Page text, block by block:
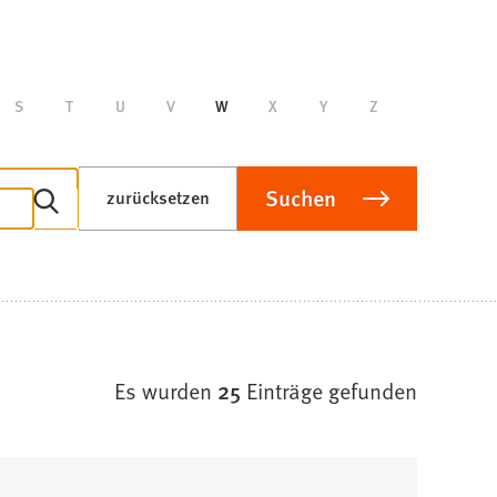
S T U V W X Y Z
zurücksetzen Suchen
Es wurden 25 Einträge gefunden